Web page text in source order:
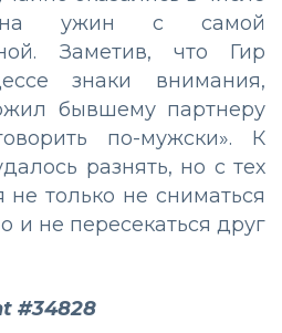
на ужин с самой
Заметив, что Гир
знаки внимания,
бывшему партнеру
по-мужски». К
разнять, но с тех
не только не сниматься
и не пересекаться друг
#34828